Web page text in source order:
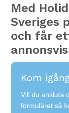
Med
Sveriges
och får
Kom
Vill du ansluta
formuläret så